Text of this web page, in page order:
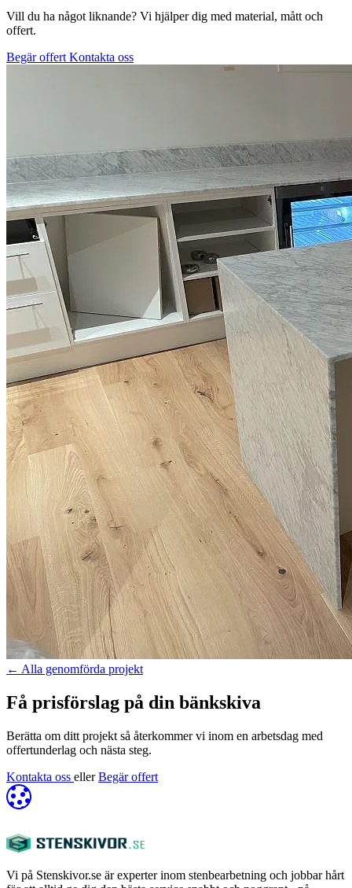
Vill du ha något liknande? Vi hjälper dig med material, mått och
offert.
Begär offert Kontakta oss
← Alla genomförda projekt
Få prisförslag på din bänkskiva
Berätta om ditt projekt så återkommer vi inom en arbetsdag med
offertunderlag och nästa steg.
Kontakta oss eller Begär offert
Vi på Stenskivor.se är experter inom stenbearbetning och jobbar hårt